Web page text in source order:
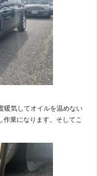
暖気してオイルを温めない
業になります。そしてこ